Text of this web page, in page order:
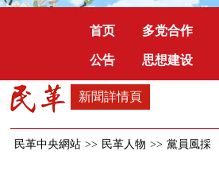
首页 多党合作
公告 思想建设
新聞詳情頁
民革中央網站 >> 民革人物 >> 黨員風採